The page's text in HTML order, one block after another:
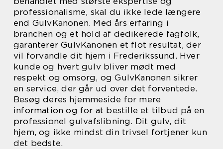
professionalisme, skal du ikke lede længere
end GulvKanonen. Med års erfaring i
branchen og et hold af dedikerede fagfolk,
garanterer GulvKanonen et flot resultat, der
vil forvandle dit hjem i Frederikssund. Hver
kunde og hvert gulv bliver mødt med
respekt og omsorg, og GulvKanonen sikrer
en service, der går ud over det forventede.
Besøg deres hjemmeside for mere
information og for at bestille et tilbud på en
professionel gulvafslibning. Dit gulv, dit
hjem, og ikke mindst din trivsel fortjener kun
det bedste.